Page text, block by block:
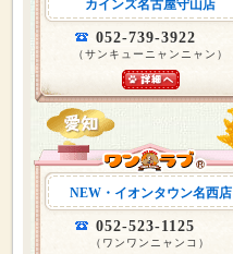
カインズ名古屋守山店
052-739-3922
（サンキューニャンニャン）
NEW・イオンタウン名西店
052-523-1125
（ワンワンニャンコ）